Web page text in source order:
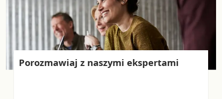
Porozmawiaj z naszymi ekspertami